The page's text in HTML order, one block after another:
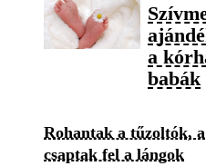
a
babák
Rohantak a tűzoltók,
csaptak fel a lángok